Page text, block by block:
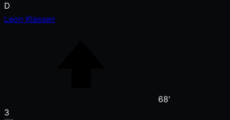
D
Leon Klassen
68'
3